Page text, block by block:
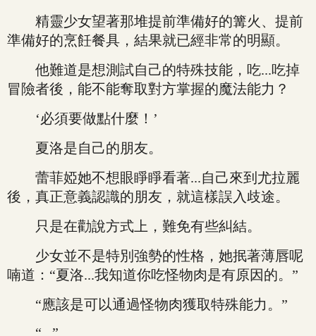
精靈少女望著那堆提前準備好的篝火、提前
準備好的烹飪餐具，結果就已經非常的明顯。
他難道是想測試自己的特殊技能，吃...吃掉
冒險者後，能不能奪取對方掌握的魔法能力？
‘必須要做點什麼！’
夏洛是自己的朋友。
蕾菲婭她不想眼睜睜看著...自己來到尤拉麗
後，真正意義認識的朋友，就這樣誤入歧途。
只是在勸說方式上，難免有些糾結。
少女並不是特別強勢的性格，她抿著薄唇呢
喃道：“夏洛...我知道你吃怪物肉是有原因的。”
“應該是可以通過怪物肉獲取特殊能力。”
“...”